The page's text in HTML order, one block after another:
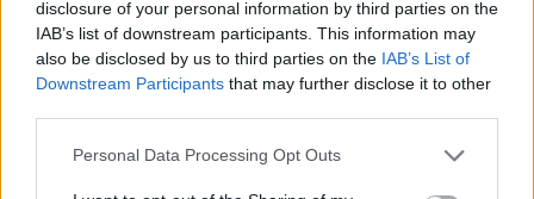
disclosure of your personal information by third parties on the
IAB’s list of downstream participants. This information may
also be disclosed by us to third parties on the IAB’s List of
Downstream Participants that may further disclose it to other
Personal Data Processing Opt Outs
Pašnekovo teigimu, skambučių dėl šio objekto būta,
tačiau pirkėjo vis dar laukiama.
„Buvo skambučių, gal daugiau smalsaujančių žmonių,